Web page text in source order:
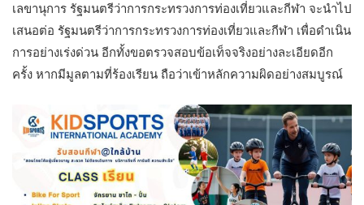
เลขานุการ รัฐมนตรีว่าการกระทรวงการท่องเที่ยวและกีฬา จะนำไป
เสนอต่อ รัฐมนตรีว่าการกระทรวงการท่องเที่ยวและกีฬา เพื่อดำเนิน
การอย่างเร่งด่วน อีกทั้งขอตรวจสอบข้อเท็จจริงอย่างละเอียดอีก
ครั้ง หากมีมูลตามที่ร้องเรียน ถือว่าเข้าหลักความผิดอย่างสมบูรณ์